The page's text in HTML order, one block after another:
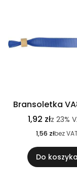
Bransoletka
1,92 złz 23%
1,56 złbez
Do koszyka